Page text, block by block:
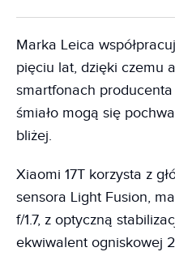
Marka Leica
pięciu lat, dzięki czemu
smartfonach
śmiało mogą się
bliżej.
Xiaomi 17T korzysta z
sensora Light Fusion,
f/1.7, z optyczną
ekwiwalent ogniskowej